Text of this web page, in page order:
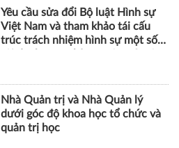
Yêu cầu sửa đổi Bộ luật Hình sự
Việt Nam và tham khảo tái cấu
trúc trách nhiệm hình sự một số
Nhà Quản trị và Nhà Quản lý
dưới góc độ khoa học tổ chức và
quản trị học